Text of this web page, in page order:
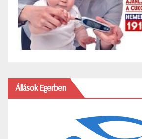
Állások Egerben